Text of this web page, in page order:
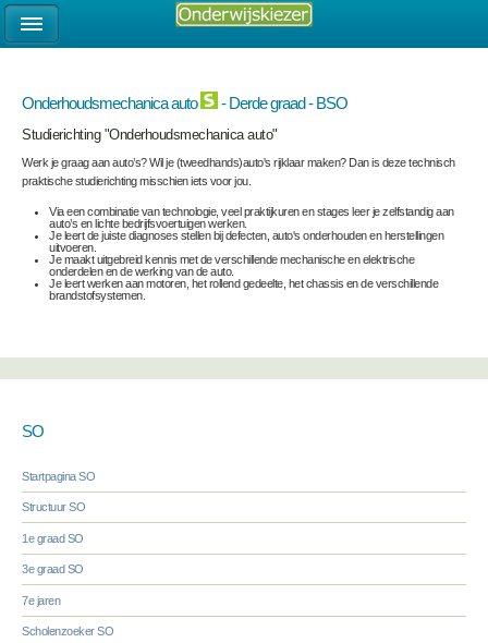
Onderhoudsmechanica auto - Derde graad - BSO
Studierichting "Onderhoudsmechanica auto"
Werk je graag aan auto’s? Wil je (tweedhands)auto's rijklaar maken? Dan is deze technisch
praktische studierichting misschien iets voor jou.
Via een combinatie van technologie, veel praktijkuren en stages leer je zelfstandig aan
auto’s en lichte bedrijfsvoertuigen werken.
Je leert de juiste diagnoses stellen bij defecten, auto's onderhouden en herstellingen
uitvoeren.
Je maakt uitgebreid kennis met de verschillende mechanische en elektrische
onderdelen en de werking van de auto.
Je leert werken aan motoren, het rollend gedeelte, het chassis en de verschillende
brandstofsystemen.
SO
Startpagina SO
Structuur SO
1e graad SO
3e graad SO
7e jaren
Scholenzoeker SO